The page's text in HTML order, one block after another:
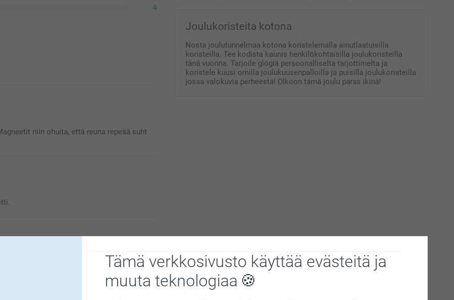
Tämä verkkosivusto käyttää evästeitä ja
muuta teknologiaa
4
niin ohuita, että reuna repeää suht
Joulukoristeita kotona
Nosta joulutunnelmaa kotona koristelemalla ainutlaatuisilla
koristeilla. Tee kodista kaunis henkilökohtaisilla joulukoristeilla
tänä vuonna. Tarjoile glögiä persoonalliselta tarjottimelta ja
koristele kuusi omilla joulukuusenpalloilla ja puisilla joulukoristeilla
jossa valokuvia perheestä! Olkoon tämä joulu paras ikinä!